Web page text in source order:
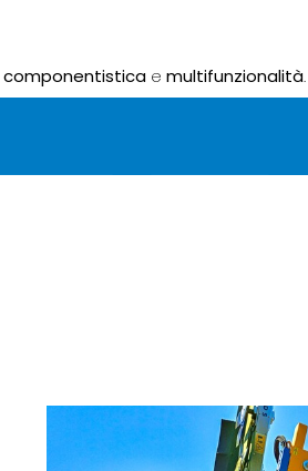
componentisticae multifunzionalità.